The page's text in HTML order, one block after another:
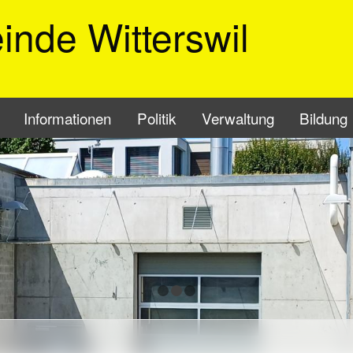
Witterswil
Informationen Politik Verwaltung Bildung